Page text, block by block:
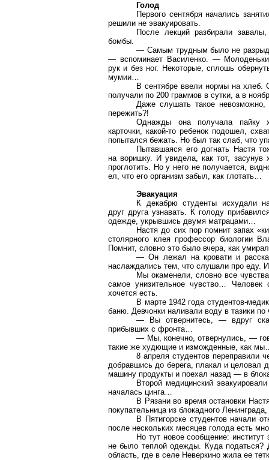
Голод
Первого сентября начались
решили не эвакуировать.
После лекций разбирали
бомбы.
— Самым трудным было не
— вспоминает Василенко. —
рук и без ног. Некоторые, сплошь
мумии…
В сентябре ввели нормы на хлеб.
получали по 200 граммов в сутки, а в
Даже слушать такое
пережить?!
Однажды она получала пайку
карточки, какой-то ребенок подошел,
попытался бежать. Но был так слаб, что
Пытавшаяся его догнать Настя
на воришку. И увидела, как тот, засунув
проглотить. Но у него не получается,
ел, что его организм забыл, как глотать…
Эвакуация
К декабрю студенты исхудали
друг друга узнавать. К голоду
одежде, укрывшись двумя матрацами…
Настя до сих пор помнит запах
столярного клея профессор биологии
Помнит, словно это было вчера, как
— Он лежал на кровати и
наслаждались тем, что слушали про еду.
Мы окаменели, словно все
самое унизительное чувство…
хочется есть.
В марте 1942 года студентов-
баню. Девчонки наливали воду в тазики
— Вы отвернитесь, — вдруг
прибывших с фронта…
— Мы, конечно, отвернулись, —
такие же худющие и изможденные, как
8 апреля студентов переправили
добравшись до берега, плакал и целовал
машину продукты и поехал назад — в
Второй медицинский
началась цинга…
В Рязани во время остановки
покупательница из блокадного
В Пятигорске студентов начали
после нескольких месяцев голода есть
Но тут новое сообщение:
не было теплой одежды. Куда
область, где в селе Неверкино жила ее